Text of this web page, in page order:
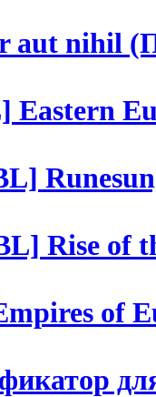
aut nihil
Eastern
Rise of
of